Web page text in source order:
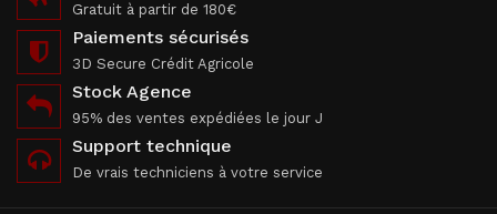
Gratuit à partir de 180€
Paiements sécurisés
3D Secure Crédit Agricole
Stock Agence
95% des ventes expédiées le jour J
Support technique
De vrais techniciens à votre service